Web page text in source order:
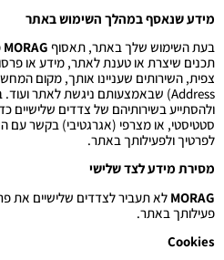
מידע שנאסף במהלך השימוש באתר
בעת השימוש שלך באתר, תאסוף MORAG
תכנים שיצרת או טענת לאתר, מידע או
Address) שבאמצעותם ניגשת לאתר ועוד. בנוסף,
ולהסתייע בשירותיהם של צדדים שלישיים
סטטיסטי, או מצרפי (אגרגטיבי) בקשר עם
לפרטיך ולפעילותך באתר.
מסירת מידע לצד שלישי
MORAG לא תעביר לצדדים שלישיים את
פעילותך באתר.
Cookies